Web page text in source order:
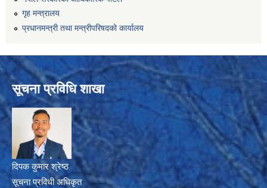
गृह मन्त्रालय
प्रधानमन्त्री तथा मन्त्रीपरिषदको कार्यालय
सूचना प्रविधि शाखा
दिपक कुमार श्रेष्ठ
सूचना प्रविधी अधिकृत